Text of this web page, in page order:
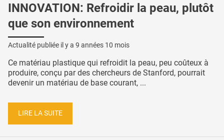
INNOVATION: Refroidir la peau, plutôt
que son environnement
Actualité publiée il y a 9 années 10 mois
Ce matériau plastique qui refroidit la peau, peu coûteux à
produire, conçu par des chercheurs de Stanford, pourrait
devenir un matériau de base courant, ...
LIRE LA SUITE